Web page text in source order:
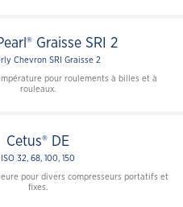
Graisse SRI 2
Chevron SRI Graisse 2
pour roulements à billes et à
rouleaux.
Cetus® DE
ISO 32, 68, 100, 150
pour divers compresseurs portatifs et
fixes.